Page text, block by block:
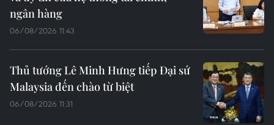
ngân hàng
06/08/2026 11:43
Thủ tướng Lê Minh Hưng tiếp Đại sứ
Malaysia đến chào từ biệt
06/08/2026 11:31